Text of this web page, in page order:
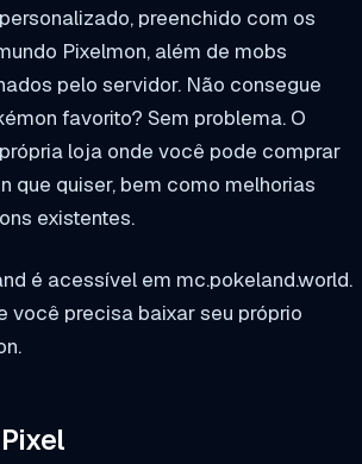
preenchido com os
Pixelmon, além de mobs
pelo servidor. Não consegue
favorito? Sem problema. O
loja onde você pode comprar
que quiser, bem como melhorias
existentes.
é acessível em mc.pokeland.world.
você precisa baixar seu próprio